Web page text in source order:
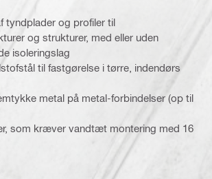
tyndplader og profiler til
og strukturer, med eller uden
isoleringslag
til fastgørelse i tørre, indendørs
metal på metal-forbindelser (op til
som kræver vandtæt montering med 16